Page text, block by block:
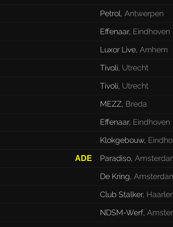
Petrol,Antwerpen
Effenaar, Eindhoven
Luxor Live,Arnhem
Tivoli, Utrecht
Tivoli, Utrecht
MEZZ, Breda
Effenaar, Eindhoven
Klokgebouw,
ADE Paradiso,
De Kring,
Club Stalker,
NDSM-Werf,